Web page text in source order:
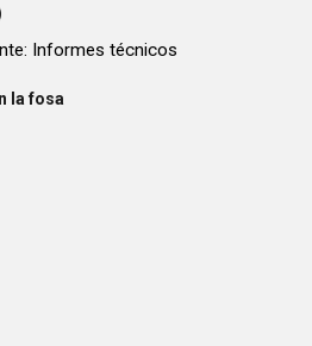
Informes técnicos
la fosa